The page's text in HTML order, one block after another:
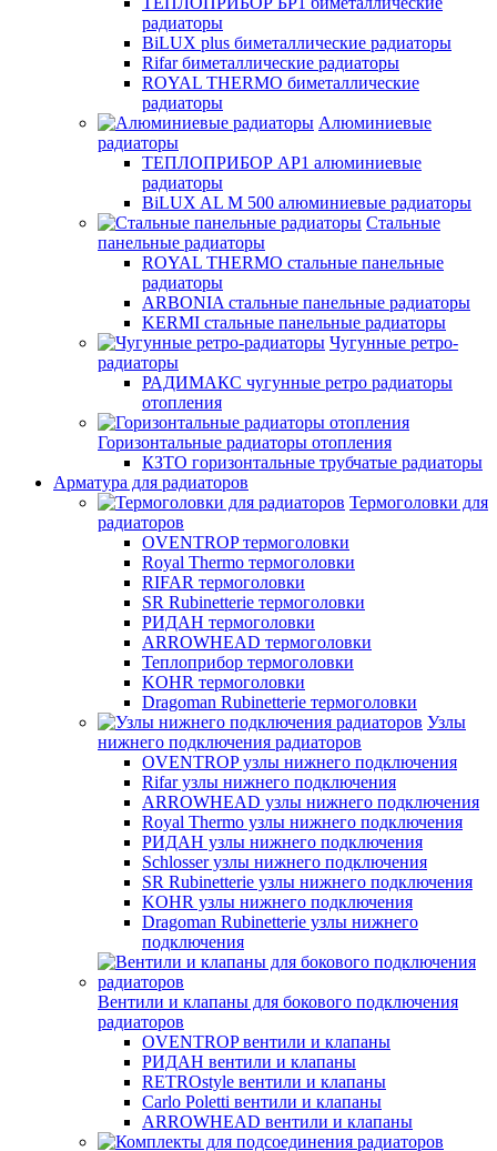
радиаторы
BiLUX plus биметаллические радиаторы
Rifar биметаллические радиаторы
ROYAL THERMO биметаллические
радиаторы
Алюминиевые
радиаторы
ТЕПЛОПРИБОР АР1 алюминиевые
радиаторы
BiLUX AL M 500 алюминиевые радиаторы
Стальные
панельные радиаторы
ROYAL THERMO стальные панельные
радиаторы
ARBONIA стальные панельные радиаторы
KERMI стальные панельные радиаторы
Чугунные ретро-
радиаторы
РАДИМАКС чугунные ретро радиаторы
отопления
Горизонтальные радиаторы отопления
КЗТО горизонтальные трубчатые радиаторы
Арматура для радиаторов
Термоголовки для
радиаторов
OVENTROP термоголовки
Royal Thermo термоголовки
RIFAR термоголовки
SR Rubinetterie термоголовки
РИДАН термоголовки
ARROWHEAD термоголовки
Теплоприбор термоголовки
KOHR термоголовки
Dragoman Rubinetterie термоголовки
Узлы
нижнего подключения радиаторов
OVENTROP узлы нижнего подключения
Rifar узлы нижнего подключения
ARROWHEAD узлы нижнего подключения
Royal Thermo узлы нижнего подключения
РИДАН узлы нижнего подключения
Schlosser узлы нижнего подключения
SR Rubinetterie узлы нижнего подключения
KOHR узлы нижнего подключения
Dragoman Rubinetterie узлы нижнего
подключения
Вентили и клапаны для бокового подключения
радиаторов
OVENTROP вентили и клапаны
РИДАН вентили и клапаны
RETROstyle вентили и клапаны
Carlo Poletti вентили и клапаны
ARROWHEAD вентили и клапаны